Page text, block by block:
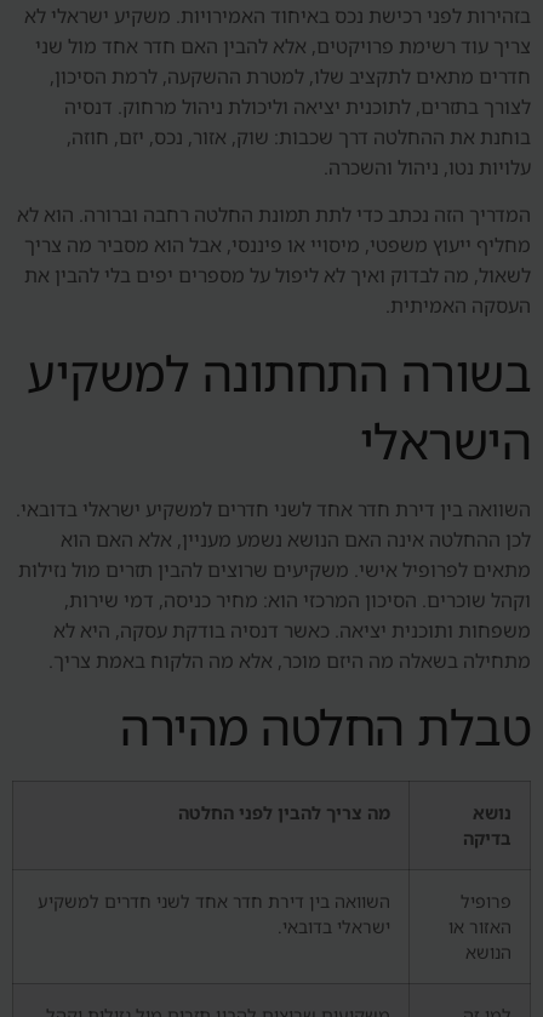
בזהירות לפני רכישת נכס באיחוד האמירויות. משקיע ישראלי לא
צריך עוד רשימת פרויקטים, אלא להבין האם חדר אחד מול שני
חדרים מתאים לתקציב שלו, למטרת ההשקעה, לרמת הסיכון,
לצורך בתזרים, לתוכנית יציאה וליכולת ניהול מרחוק. דנסיה
בוחנת את ההחלטה דרך שכבות: שוק, אזור, נכס, יזם, חוזה,
עלויות נטו, ניהול והשכרה.
המדריך הזה נכתב כדי לתת תמונת החלטה רחבה וברורה. הוא לא
מחליף ייעוץ משפטי, מיסויי או פיננסי, אבל הוא מסביר מה צריך
לשאול, מה לבדוק ואיך לא ליפול על מספרים יפים בלי להבין את
העסקה האמיתית.
בשורה התחתונה למשקיע
הישראלי
השוואה בין דירת חדר אחד לשני חדרים למשקיע ישראלי בדובאי.
לכן ההחלטה אינה האם הנושא נשמע מעניין, אלא האם הוא
מתאים לפרופיל אישי. משקיעים שרוצים להבין תזרים מול נזילות
וקהל שוכרים. הסיכון המרכזי הוא: מחיר כניסה, דמי שירות,
משפחות ותוכנית יציאה. כאשר דנסיה בודקת עסקה, היא לא
מתחילה בשאלה מה היזם מוכר, אלא מה הלקוח באמת צריך.
טבלת החלטה מהירה
נושא
בדיקה
מה צריך להבין לפני החלטה
פרופיל
האזור או
הנושא
השוואה בין דירת חדר אחד לשני חדרים למשקיע
ישראלי בדובאי.